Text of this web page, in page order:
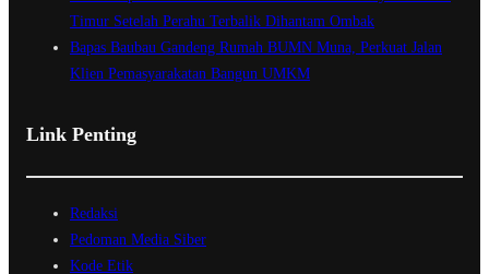
Timur Setelah Perahu Terbalik Dihantam Ombak
Bapas Baubau Gandeng Rumah BUMN Muna, Perkuat Jalan
Klien Pemasyarakatan Bangun UMKM
Link Penting
Redaksi
Pedoman Media Siber
Kode Etik